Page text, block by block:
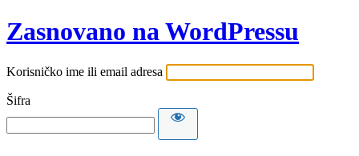
Zasnovano na WordPressu
Korisničko ime ili email adresa
Šifra